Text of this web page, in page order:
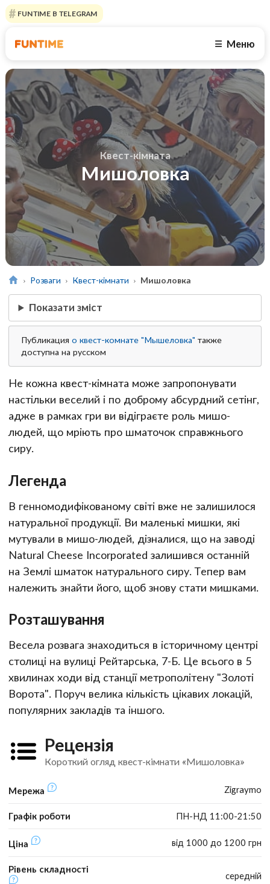
FUNTIME В TELEGRAM
☰ Меню
Квест-кімната
Мишоловка
Розваги Квест-кімнати Мишоловка
Показати зміст
Публикацияо квест-комнате "Мышеловка" также
доступна на русском
Не кожна квест-кімната може запропонувати
настільки веселий і по доброму абсурдний сетінг,
адже в рамках гри ви відіграєте роль мишо-
людей, що мріють про шматочок справжнього
сиру.
Легенда
В генномодифікованому світі вже не залишилося
натуральної продукції. Ви маленькі мишки, які
мутували в мишо-людей, дізналися, що на заводі
Natural Cheese Incorporated залишився останній
на Землі шматок натурального сиру. Тепер вам
належить знайти його, щоб знову стати мишками.
Розташування
Весела розвага знаходиться в історичному центрі
столиці на вулиці Рейтарська, 7-Б. Це всього в 5
хвилинах ходи від станції метрополітену "Золоті
Ворота". Поруч велика кількість цікавих локацій,
популярних закладів та іншого.
Рецензія
Короткий огляд квест-кімнати «Мишоловка»
Мережа Zigraymo
Графік роботи ПН-НД 11:00-21:50
Ціна від 1000 до 1200 грн
Рівень складності
середній